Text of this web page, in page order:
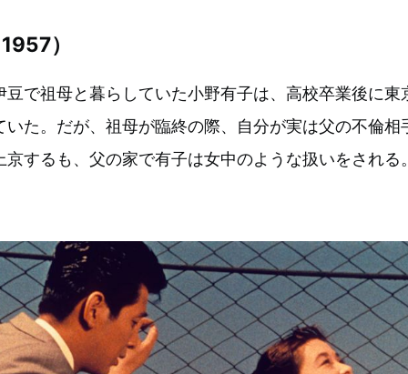
）
豆で祖母と暮らしていた小野有子は、高校卒業後に東
いた。だが、祖母が臨終の際、自分が実は父の不倫相
京するも、父の家で有子は女中のような扱いをされる